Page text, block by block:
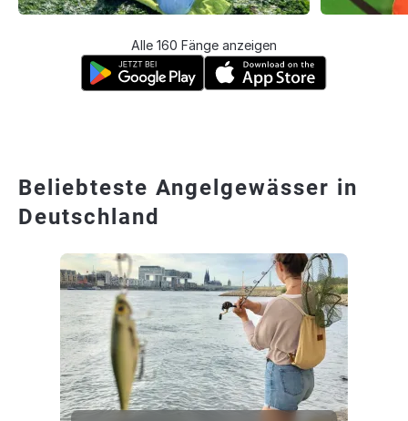
Alle 160 Fänge anzeigen
Beliebteste Angelgewässer in
Deutschland